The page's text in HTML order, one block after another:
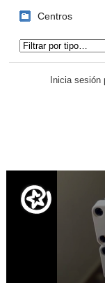
Centros
Inicia sesión